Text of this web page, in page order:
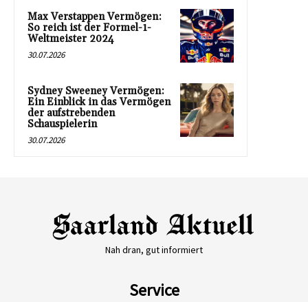
Max Verstappen Vermögen:
So reich ist der Formel-1-
Weltmeister 2024
30.07.2026
Sydney Sweeney Vermögen:
Ein Einblick in das Vermögen
der aufstrebenden
Schauspielerin
30.07.2026
Nah dran, gut informiert
Service